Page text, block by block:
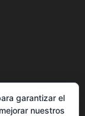
garantizar el
nuestros